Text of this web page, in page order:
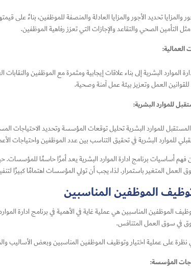
والمزايا تحديد الأجور والمزايا العادلة والمنصفة للموظفين، بناءً
مثل التأمين الصحي والتقاعد والإجازات التي تعزز رفاهية الموظفين.
العمالية:
الموارد البشرية إلى بناء علاقات إيجابية ومثمرة مع الموظفين
للقوانين العمل وتعزيز بيئة عمل آمنة وصحية.
للموارد البشرية:
للموارد البشرية تحليل توقعات المؤسسة وتحديد الاحتياجات
للموارد البشرية في تحقيق التناسب بين عدد الموظفين واحتياجات
فهم أساسيات برنامج ادارة الموارد البشرية يعد أمرًا حاسمًا للمؤسسات.
العمل المتغير باستمرار. لذا، يجب أن تولي المؤسسات اهتمامًا كبيرًا
الموظفين المناسبين
الموظفين المناسبين هي عملية غاية في الأهمية في برنامج ادارة
في سوق العمل المتنافس.
على عملية اختيار وتوظيف الموظفين المناسبين وبعض الأساليب
المؤسسة: